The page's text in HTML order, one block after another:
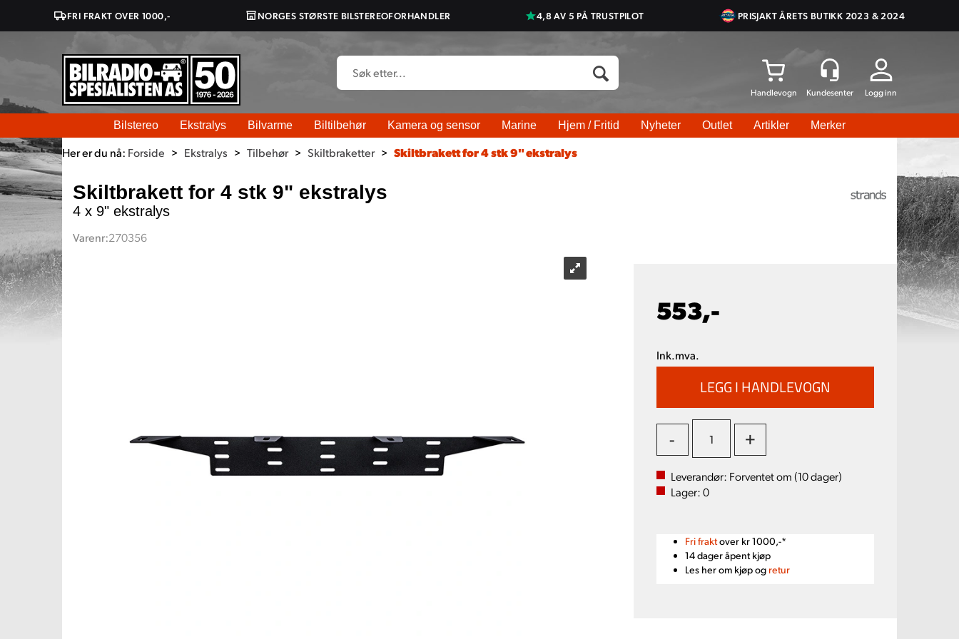
FRI FRAKT OVER 1000,- NORGES STØRSTE BILSTEREOFORHANDLER 4,8 AV 5 PÅ TRUSTPILOT PRISJAKT ÅRETS BUTIKK 2023 & 2024
Logg inn
Bilstereo Ekstralys Bilvarme Biltilbehør Kamera og sensor Marine Hjem / Fritid Nyheter Outlet Artikler Merker
Her er du nå: Forside > Ekstralys > Tilbehør > Skiltbraketter > Skiltbrakett for 4 stk 9" ekstralys
Skiltbrakett for 4 stk 9" ekstralys
4 x 9" ekstralys
Varenr:270356
553,-
Ink.mva.
- +
Leverandør: Forventet om (10dager)
Lager:0
Fri fraktover kr 1000,-*
14 dager åpent kjøp
Les her om kjøp og retur